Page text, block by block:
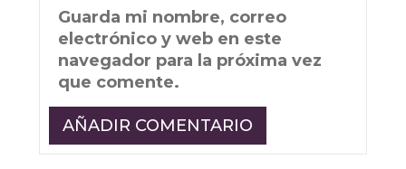
Guarda mi nombre, correo
electrónico y web en este
navegador para la próxima vez
que comente.